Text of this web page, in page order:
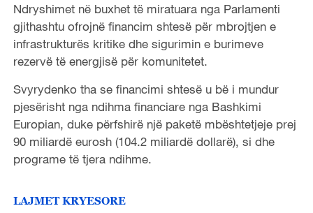
Ndryshimet në buxhet të miratuara nga Parlamenti
gjithashtu ofrojnë financim shtesë për mbrojtjen e
infrastrukturës kritike dhe sigurimin e burimeve
rezervë të energjisë për komunitetet.
Svyrydenko tha se financimi shtesë u bë i mundur
pjesërisht nga ndihma financiare nga Bashkimi
Europian, duke përfshirë një paketë mbështetjeje prej
90 miliardë eurosh (104.2 miliardë dollarë), si dhe
programe të tjera ndihme.
LAJMET KRYESORE